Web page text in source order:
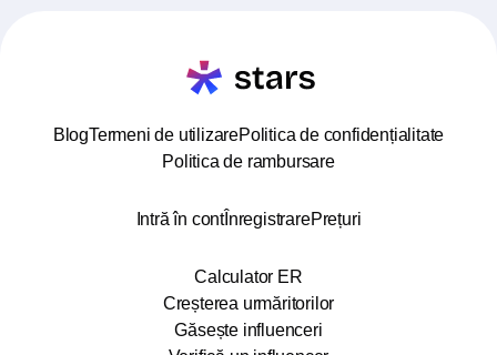
BlogTermeni de utilizarePolitica de confidențialitate
Politica de rambursare
Intră în contÎnregistrarePrețuri
Calculator ER
Creșterea urmăritorilor
Găsește influenceri